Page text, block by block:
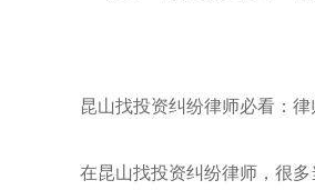
昆山找投资纠纷律师必看：
在昆山找投资纠纷律师，很多